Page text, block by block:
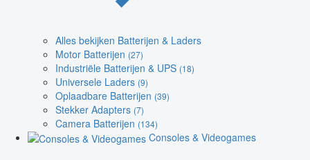
Alles bekijken Batterijen & Laders
Motor Batterijen (27)
Industriële Batterijen & UPS (18)
Universele Laders (9)
Oplaadbare Batterijen (39)
Stekker Adapters (7)
Camera Batterijen (134)
Consoles & Videogames